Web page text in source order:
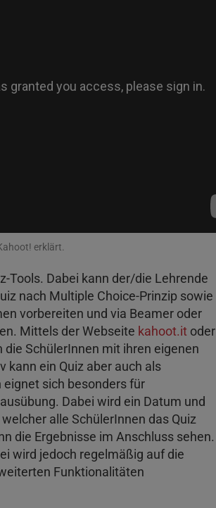
erklärt.
Tools. Dabei kann der/die Lehrende
nach Multiple Choice-Prinzip sowie
vorbereiten und via Beamer oder
Mittels der Webseite kahoot.it oder
SchülerInnen mit ihren eigenen
kann ein Quiz aber auch als
eignet sich besonders für
Dabei wird ein Datum und
alle SchülerInnen das Quiz
die Ergebnisse im Anschluss sehen.
wird jedoch regelmäßig auf die
Funktionalitäten